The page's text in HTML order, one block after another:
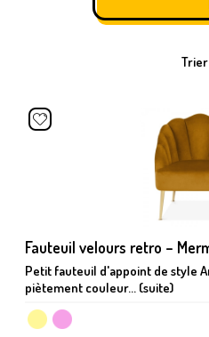
Fauteuil velours retro –
Petit fauteuil d'appoint de style
piètement couleur... (suite)